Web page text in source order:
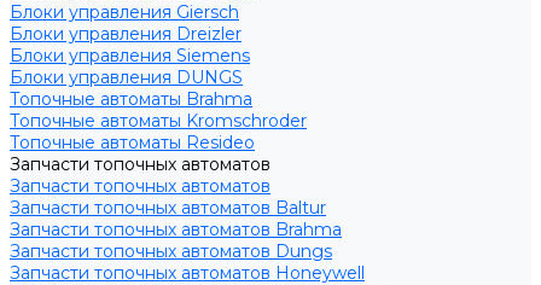
Блоки управления Giersch
Блоки управления Dreizler
Блоки управления Siemens
Блоки управления DUNGS
Топочные автоматы Brahma
Топочные автоматы Kromschroder
Топочные автоматы Resideo
Запчасти топочных автоматов
Запчасти топочных автоматов
Запчасти топочных автоматов Baltur
Запчасти топочных автоматов Brahma
Запчасти топочных автоматов Dungs
Запчасти топочных автоматов Honeywell